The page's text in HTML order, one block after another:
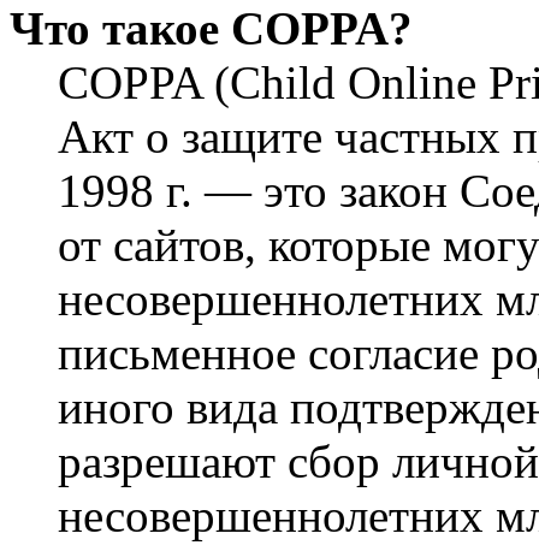
Что такое COPPA?
COPPA (Child Online
Акт о защите частных
1998 г. — это закон
от сайтов, которые
несовершеннолетних
письменное согласие
иного вида
разрешают сбор
несовершеннолетних